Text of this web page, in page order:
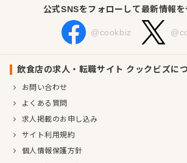
公式SNSをフォローして最新情報を
@cookbiz
飲食店の求人・転職サイト クックビズに
お問い合わせ
よくある質問
求人掲載のお申し込み
サイト利用規約
個人情報保護方針